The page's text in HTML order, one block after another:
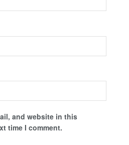
and website in this
time I comment.